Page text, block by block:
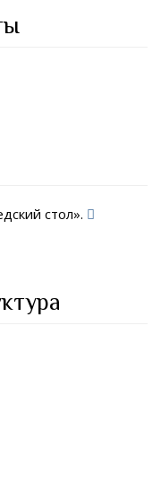
стол».